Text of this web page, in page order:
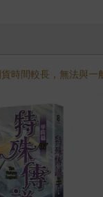
時間較長，無法與一